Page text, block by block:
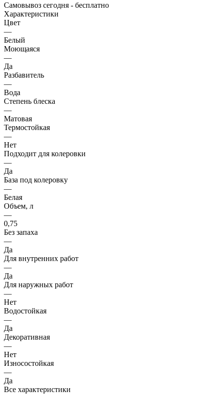
Самовывоз сегодня - бесплатно
Характеристики
Цвет
—
Белый
Моющаяся
—
Да
Разбавитель
—
Вода
Степень блеска
—
Матовая
Термостойкая
—
Нет
Подходит для колеровки
—
Да
База под колеровку
—
Белая
Объем, л
—
0,75
Без запаха
—
Да
Для внутренних работ
—
Да
Для наружных работ
—
Нет
Водостойкая
—
Да
Декоративная
—
Нет
Износостойкая
—
Да
Все характеристики